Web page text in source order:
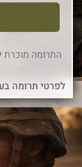
לפרטי תרומה